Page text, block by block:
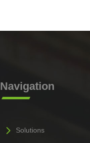
Navigation
5 Solutions